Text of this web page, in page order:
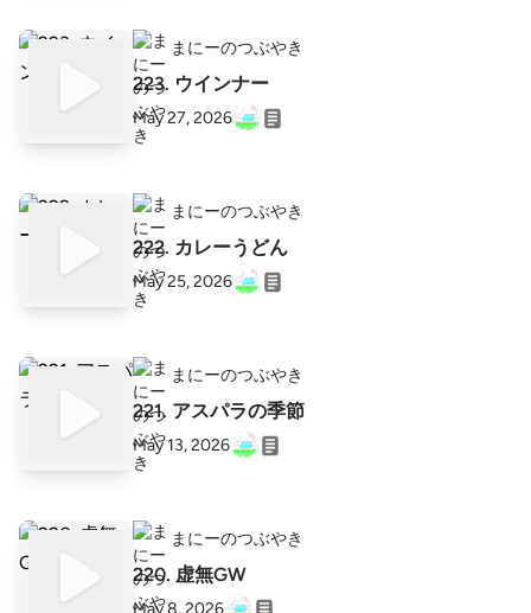
まにーのつぶやき
223. ウインナー
May 27, 2026
まにーのつぶやき
222. カレーうどん
May 25, 2026
まにーのつぶやき
221. アスパラの季節
May 13, 2026
まにーのつぶやき
220. 虚無GW
May 8, 2026